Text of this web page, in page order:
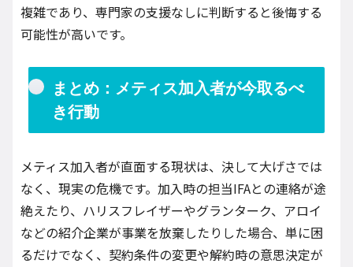
複雑であり、専門家の支援なしに判断すると後悔する
可能性が高いです。
まとめ：メティス加入者が今取るべ
き行動
メティス加入者が直面する現状は、決して大げさでは
なく、現実の危機です。加入時の担当IFAとの連絡が途
絶えたり、ハリスフレイザーやグランターク、アロイ
などの紹介企業が事業を放棄したりした場合、単に困
るだけでなく、契約条件の変更や解約時の意思決定が